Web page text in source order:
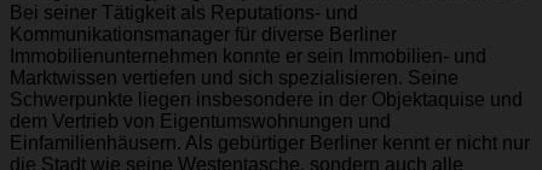
Bei seiner Tätigkeit als Reputations- und
Kommunikationsmanager für diverse Berliner
Immobilienunternehmen konnte er sein Immobilien- und
Marktwissen vertiefen und sich spezialisieren. Seine
Schwerpunkte liegen insbesondere in der Objektaquise und
dem Vertrieb von Eigentumswohnungen und
Einfamilienhäusern. Als gebürtiger Berliner kennt er nicht nur
die Stadt wie seine Westentasche, sondern auch alle